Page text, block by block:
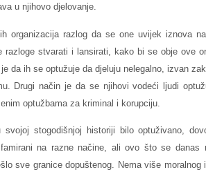
u njihovo djelovanje.
organizacija razlog da se one uvijek iznova
stvarati i lansirati, kako bi se obje ove
da ih se optužuje da djeluju nelegalno, izvan
Drugi način je da se njihovi vodeći ljudi
optužbama za kriminal i korupciju.
svojoj stogodišnjoj historiji bilo optuživano,
na razne načine, ali ovo što se
sve granice dopuštenog. Nema više